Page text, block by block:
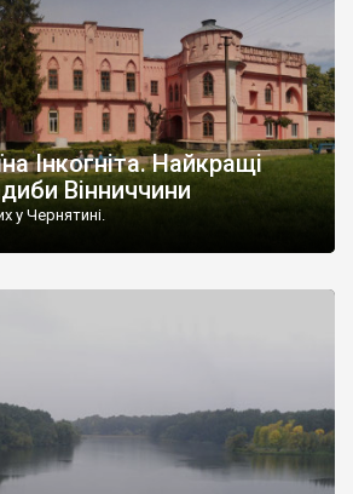
Інкогніта. Найкращі
Вінниччини
у Чернятині.